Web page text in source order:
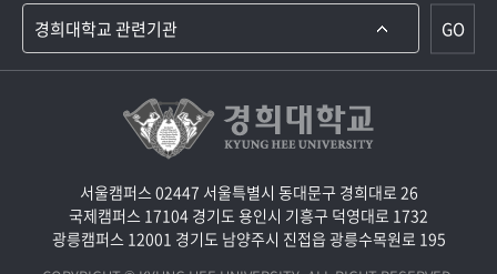
GO
서울캠퍼스 02447 서울특별시 동대문구 경희대로 26
국제캠퍼스 17104 경기도 용인시 기흥구 덕영대로 1732
광릉캠퍼스 12001 경기도 남양주시 진접읍 광릉수목원로 195